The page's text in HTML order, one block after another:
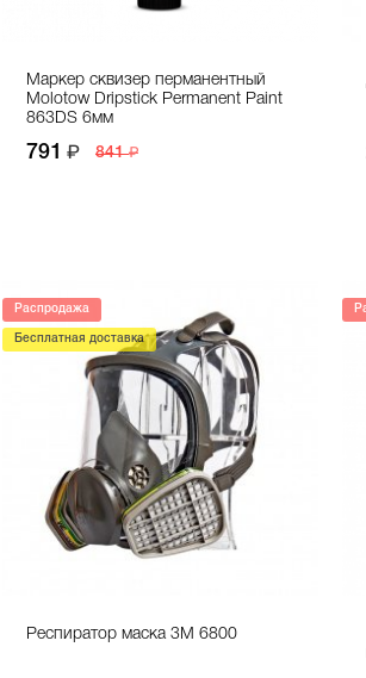
Маркер сквизер перманентный
Molotow Dripstick Permanent Paint
863DS 6мм
791 841
Распродажа
Бесплатная доставка
Респиратор маска 3М 6800